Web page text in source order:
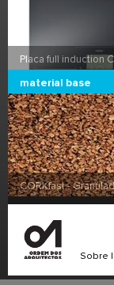
ART
Placa full induction
material base
CORKfast -
Sobre